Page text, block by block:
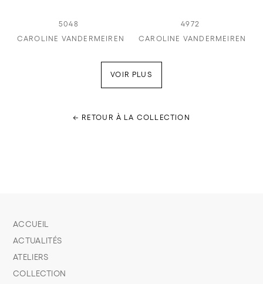
5048
CAROLINE VANDERMEIREN
4972
CAROLINE VANDERMEIREN
VOIR PLUS
← RETOUR À LA COLLECTION
ACCUEIL
ACTUALITÉS
ATELIERS
COLLECTION